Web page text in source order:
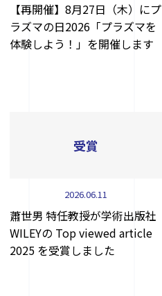
【再開催】8月27日（木）にプ
ラズマの日2026「プラズマを
体験しよう！」を開催します
受賞
2026.06.11
蕭世男 特任教授が学術出版社
WILEYの Top viewed article
2025 を受賞しました